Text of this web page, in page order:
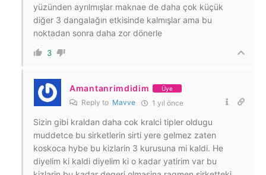
yüzünden ayrılmışlar maknae de daha çok küçük
diğer 3 dangalağın etkisinde kalmışlar ama bu
noktadan sonra daha zor dönerle
3
Amantanrimdidim Üye
Reply to Mavve 1 yıl önce
Sizin gibi kraldan daha cok kralci tipler oldugu
muddetce bu sirketlerin sirti yere gelmez zaten
koskoca hybe bu kizlarin 3 kurusuna mi kaldi. He
diyelim ki kaldi diyelim ki o kadar yatirim var bu